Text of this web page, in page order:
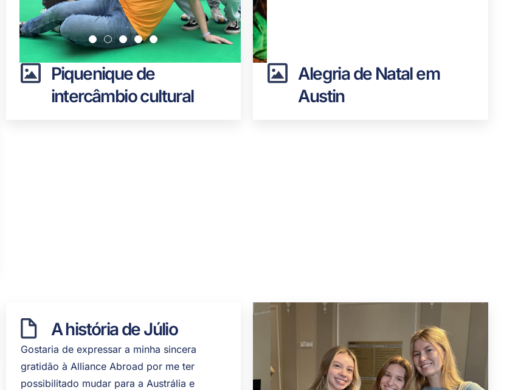
Piquenique de
intercâmbio cultural
Alegria de Natal em
Austin
A história de Júlio
Gostaria de expressar a minha sincera
gratidão à Alliance Abroad por me ter
possibilitado mudar para a Austrália e